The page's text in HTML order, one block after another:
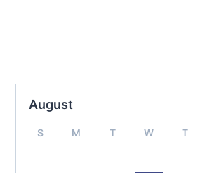
August
S M T W T